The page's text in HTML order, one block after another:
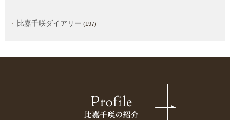
比嘉千咲ダイアリー (197)